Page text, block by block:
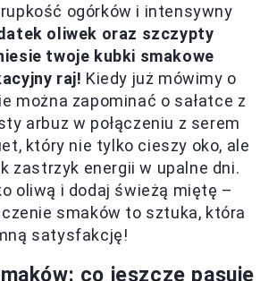
ogórków i intensywny
oliwek oraz szczypty
twoje kubki smakowe
raj! Kiedy już mówimy o
można zapominać o sałatce z
arbuz w połączeniu z serem
który nie tylko cieszy oko, ale
zastrzyk energii w upalne dni.
oliwą i dodaj świeżą miętę –
smaków to sztuka, która
satysfakcję!
co jeszcze pasuje